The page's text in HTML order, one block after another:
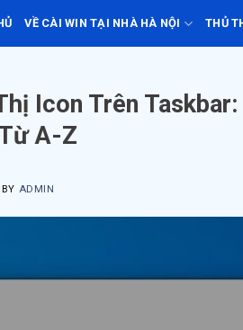
VỀ CÀI WIN TẠI NHÀ HÀ NỘI THỦ
Icon Trên
A-Z
BY ADMIN